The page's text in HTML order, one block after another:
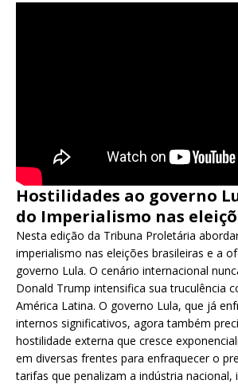
Hostilidades ao governo
do Imperialismo nas
Nesta edição da Tribuna Proletária
imperialismo nas eleições brasileiras e a
governo Lula. O cenário internacional
Donald Trump intensifica sua truculência
América Latina. O governo Lula, que já
internos significativos, agora também
hostilidade externa que cresce
em diversas frentes para enfraquecer o
tarifas que penalizam a indústria nacional,